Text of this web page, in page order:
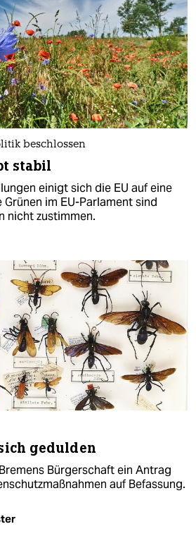
beschlossen
stabil
einigt sich die EU auf eine
im EU-Parlament sind
nicht zustimmen.
gedulden
Bürgerschaft ein Antrag
auf Befassung.